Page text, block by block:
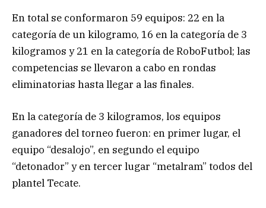
En total se conformaron 59 equipos: 22 en la
categoría de un kilogramo, 16 en la categoría de 3
kilogramos y 21 en la categoría de RoboFutbol; las
competencias se llevaron a cabo en rondas
eliminatorias hasta llegar a las finales.
En la categoría de 3 kilogramos, los equipos
ganadores del torneo fueron: en primer lugar, el
equipo “desalojo”, en segundo el equipo
“detonador” y en tercer lugar “metalram” todos del
plantel Tecate.